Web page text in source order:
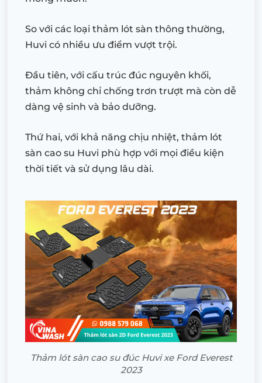
So với các loại thảm lót sàn thông thường,
Huvi có nhiều ưu điểm vượt trội.
Đầu tiên, với cấu trúc đúc nguyên khối,
thảm không chỉ chống trơn trượt mà còn dễ
dàng vệ sinh và bảo dưỡng.
Thứ hai, với khả năng chịu nhiệt, thảm lót
sàn cao su Huvi phù hợp với mọi điều kiện
thời tiết và sử dụng lâu dài.
Thảm lót sàn cao su đúc Huvi xe Ford Everest
2023